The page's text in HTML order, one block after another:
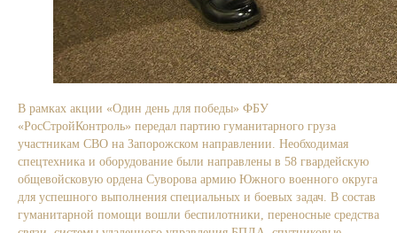
В рамках акции «Один день для победы» ФБУ
«РосСтройКонтроль» передал партию гуманитарного груза
участникам СВО на Запорожском направлении. Необходимая
спецтехника и оборудование были направлены в 58 гвардейскую
общевойсковую ордена Суворова армию Южного военного округа
для успешного выполнения специальных и боевых задач. В состав
гуманитарной помощи вошли беспилотники, переносные средства